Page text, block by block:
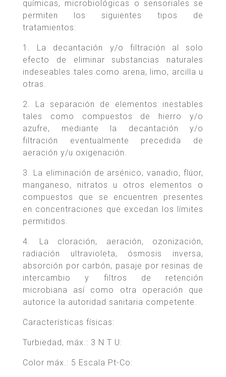
químicas, microbiológicas o sensoriales se
permiten los siguientes tipos de
tratamientos:
1. La decantación y/o filtración al solo
efecto de eliminar substancias naturales
indeseables tales como arena, limo, arcilla u
otras.
2. La separación de elementos inestables
tales como compuestos de hierro y/o
azufre, mediante la decantación y/o
filtración eventualmente precedida de
aeración y/u oxigenación.
3. La eliminación de arsénico, vanadio, flúor,
manganeso, nitratos u otros elementos o
compuestos que se encuentren presentes
en concentraciones que excedan los límites
permitidos.
4. La cloración, aeración, ozonización,
radiación ultravioleta, ósmosis inversa,
absorción por carbón, pasaje por resinas de
intercambio y filtros de retención
microbiana así como otra operación que
autorice la autoridad sanitaria competente.
Características físicas:
Turbiedad, máx.: 3 N T U:
Color máx.: 5 Escala Pt-Co: